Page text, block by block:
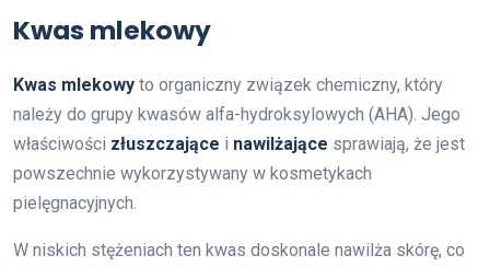
Kwas mlekowy
Kwas mlekowy to organiczny związek chemiczny, który
należy do grupy kwasów alfa-hydroksylowych (AHA). Jego
właściwości złuszczające i nawilżające sprawiają, że jest
powszechnie wykorzystywany w kosmetykach
pielęgnacyjnych.
W niskich stężeniach ten kwas doskonale nawilża skórę, co